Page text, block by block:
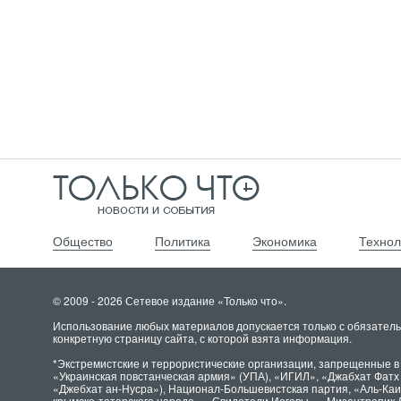
Общество Политика Экономика
© 2009 - 2026 Сетевое издание «Только что».
Использование любых материалов допускается только с
конкретную страницу сайта, с которой взята информация.
*Экстремистские и террористические организации, запрещенные
«Украинская повстанческая армия» (УПА), «ИГИЛ», «Джабхат
«Джебхат ан-Нусра»), Национал-Большевистская партия, «Аль-